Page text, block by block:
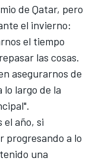
de Qatar, pero
el invierno:
el tiempo
las cosas.
asegurarnos de
lo largo de la
el año, si
progresando a lo
una